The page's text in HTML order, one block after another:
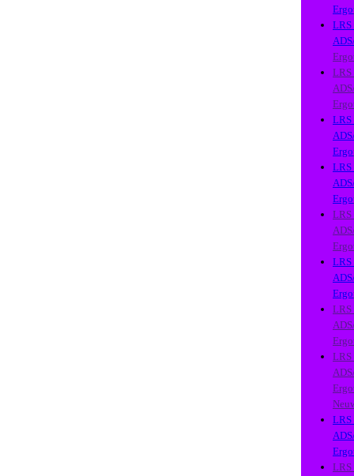
Ergo
LRS
Ergo
LRS
Ergo
LRS
Ergo
LRS
Ergo
LRS
Ergo
LRS
Ergo
LRS
Ergo
LRS
Ergo
LRS
Ergo
LRS